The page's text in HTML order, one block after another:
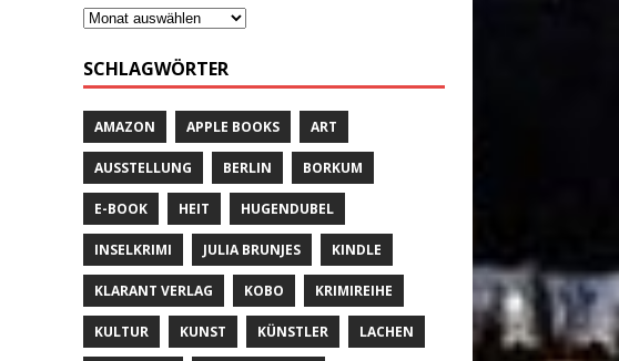
SCHLAGWÖRTER
AMAZON APPLE BOOKS ART
AUSSTELLUNG BERLIN BORKUM
E-BOOK HEIT HUGENDUBEL
INSELKRIMI JULIA BRUNJES KINDLE
KLARANT VERLAG KOBO KRIMIREIHE
KULTUR KUNST KÜNSTLER LACHEN